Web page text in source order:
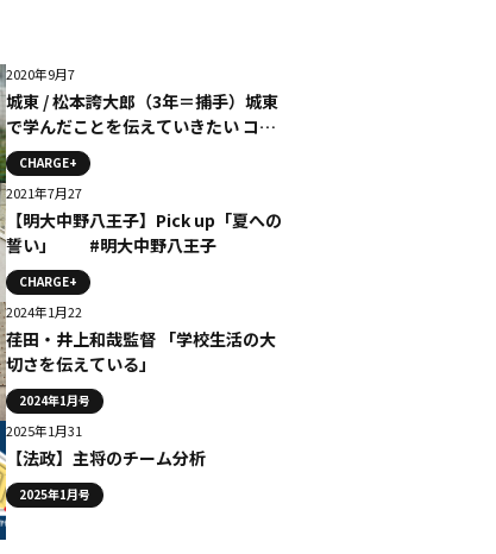
2020年9月7
城東 / 松本誇大郎（3年＝捕手）城東
で学んだことを伝えていきたい コラ
ムCHARGE+
2021年7月27
【明大中野八王子】Pick up「夏への
誓い」 #明大中野八王子
CHARGE+
2024年1月22
荏田・井上和哉監督 「学校生活の大
切さを伝えている」
2024年1月号
2025年1月31
【法政】主将のチーム分析
2025年1月号